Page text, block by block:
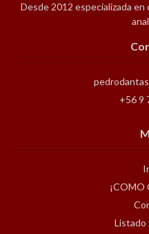
Desde 2012 especializada
+56 9
¡COMO
Listado